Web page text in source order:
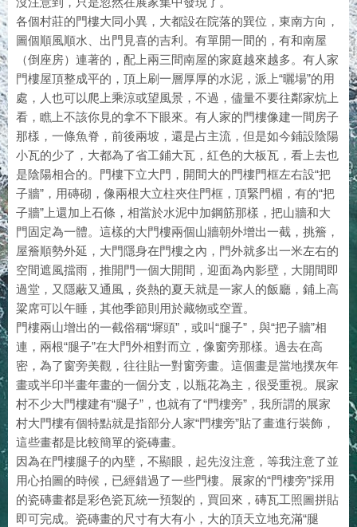
各個村莊的門樓大同小異，大都設在院落的巽位，東南方向，
圖個順風順水、出門見喜的吉利。有單開一間的，有和南屋
（倒座房）連著的，配上兩三間南屋的家庭越來越多。有人家
門樓屋頂整成平的，頂上刷一層厚厚的水泥，派上“曬場”的用
處，人也可以爬上乘涼或望風景，不過，儘量不要往鄰家炕上
看，瞧上不該你見的拿不下眼來。有人家的門樓像建一間房子
那樣，一條魚脊，前後兩坡，還是占主流，但是如今鋪設陰陽
小瓦的少了，大都為了省工鋪大瓦，紅色的大板瓦，看上去也
是陰陽相合的。門樓下立大門，開間大的門樓門框左右設“把
子牆”，用磚砌，像兩根大立柱夾住門框，頂緊門楣，有的“把
子牆”上還加上石條，相當於水泥中加鋼筋那樣，把山牆和大
門固定為一體。這樣的大門樓兩個山牆朝外增出一截，挑簷，
屋簷順勢外延，大門隱身在門樓之內，門外就多出一米左右的
空間遮風擋雨，推開門一個大開間，迎面為內影壁，大開間即
過堂，又隱蔽又通風，炎熱的夏天就是一家人的飯廳，鋪上高
粱席可以午睡，其他季節則用於藏物或空置。
門樓兩山增出的一截俗稱“墀頭”，或叫“腿子”，與“把子牆”相
連，兩根“腿子”在大門外相對而立，像窗旁那樣。過去在高
密，為了窗旁美觀，往往貼一對窗旁畫。這個畫是當地撲灰年
畫或半印半畫年畫的一個分支，以瓶花為主，很受重視。展家
村不少大門樓建有“腿子”，也就有了“門樓旁”，我所謂的展家
村大門樓有個特點就是指部分人家“門樓旁”貼了畫進行裝飾，
這些畫都是比較簡單的瓷磚畫。
因為在門樓腿子的內壁，不顯眼，起先沒注意，等我注意了並
用心拍圖的時候，已經錯過了一些門樓。展家的“門樓旁”採用
的瓷磚畫都是彩色瓷瓦統一預製的，買回來，磚瓦工照圖拼貼
即可完成。瓷磚畫的尺寸有大有小，大的頂天立地充滿“腿